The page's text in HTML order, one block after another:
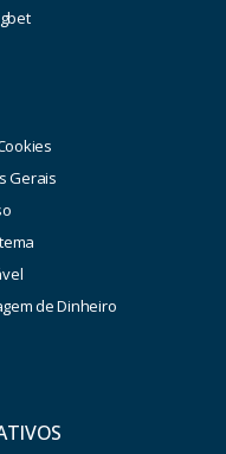
Gerais
de Dinheiro